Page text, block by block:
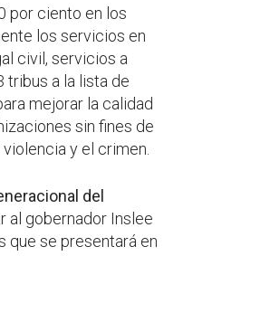
por ciento en los
los servicios en
civil, servicios a
tribus a la lista de
mejorar la calidad
sin fines de
y el crimen.
del
al gobernador Inslee
que se presentará en